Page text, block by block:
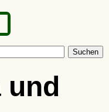
Suchen
und